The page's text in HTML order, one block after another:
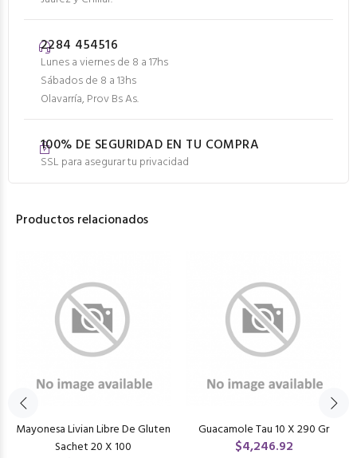
2284 454516
Lunes a viernes de 8 a 17hs
Sábados de 8 a 13hs
Olavarría, Prov Bs As.
100% DE SEGURIDAD EN TU COMPRA
SSL para asegurar tu privacidad
Productos relacionados
Mayonesa Livian Libre De Gluten
Sachet 20 X 100
Guacamole Tau 10 X 290 Gr
$4,246.92